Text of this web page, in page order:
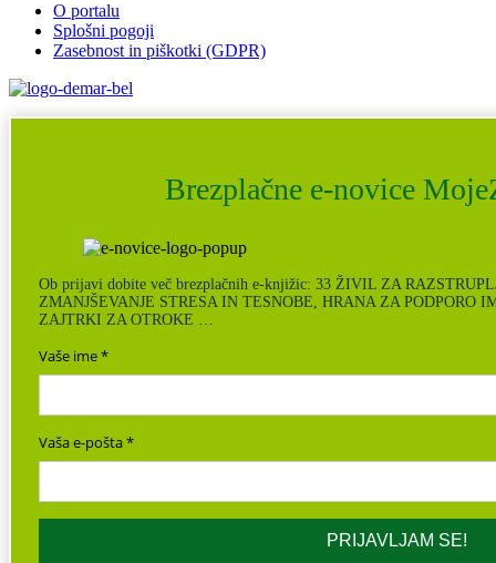
O portalu
Splošni pogoji
Zasebnost in piškotki (GDPR)
Brezplačne e-novice
Ob prijavi dobite več brezplačnih e-knjižic: 33 ŽIVIL ZA
ZMANJŠEVANJE STRESA IN TESNOBE, HRANA ZA PODPORO
ZAJTRKI ZA OTROKE …
Vaše ime
Vaša e-pošta
PRIJAVLJAM SE!